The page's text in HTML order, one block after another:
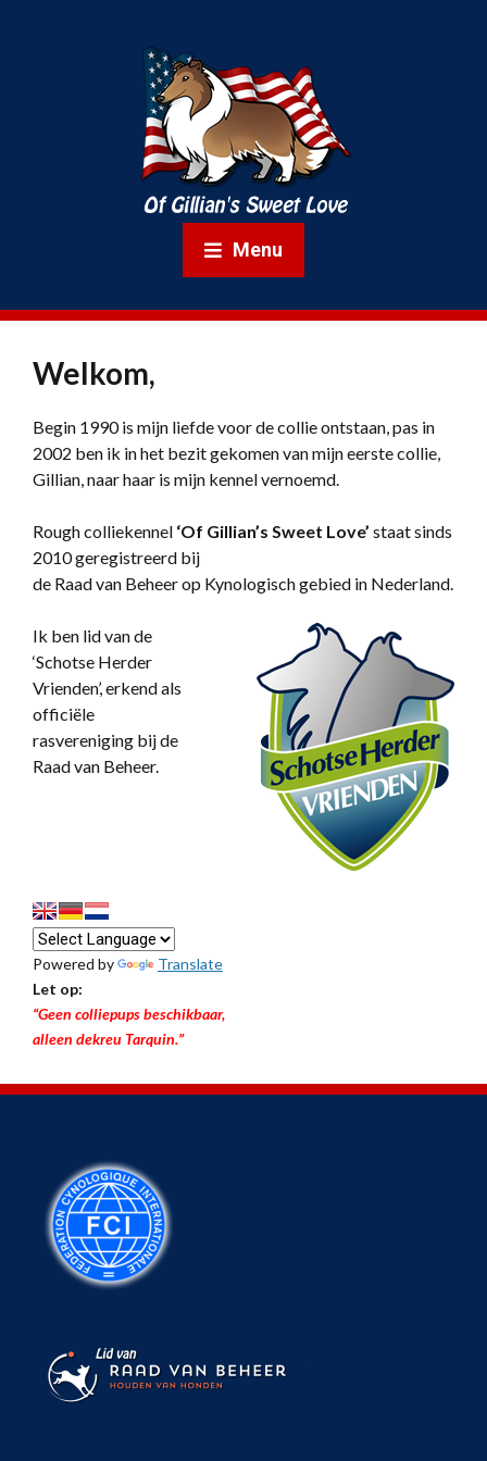
Menu
Welkom,
Begin 1990 is mijn liefde voor de collie ontstaan, pas in
2002 ben ik in het bezit gekomen van mijn eerste collie,
Gillian, naar haar is mijn kennel vernoemd.
Rough colliekennel ‘Of Gillian’s Sweet Love’ staat sinds
2010 geregistreerd bij
de Raad van Beheer op Kynologisch gebied in Nederland.
Ik ben lid van de
‘Schotse Herder
Vrienden’, erkend als
officiële
rasvereniging bij de
Raad van Beheer.
Powered by
Translate
Let op:
“Geen colliepups beschikbaar,
alleen dekreu Tarquin.”